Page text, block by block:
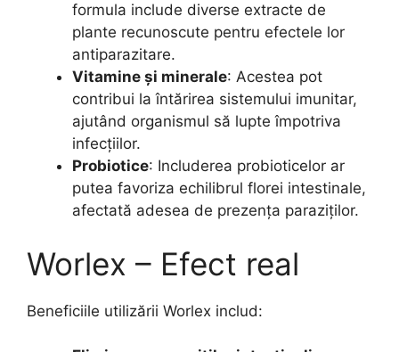
formula include diverse extracte de
plante recunoscute pentru efectele lor
antiparazitare.
Vitamine și minerale: Acestea pot
contribui la întărirea sistemului imunitar,
ajutând organismul să lupte împotriva
infecțiilor.
Probiotice: Includerea probioticelor ar
putea favoriza echilibrul florei intestinale,
afectată adesea de prezența paraziților.
Worlex – Efect real
Beneficiile utilizării Worlex includ: